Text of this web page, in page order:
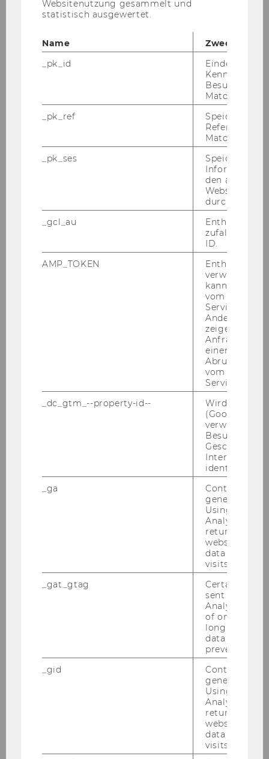
Trackeinteilungen_25.pdf
Websitenutzung gesammelt und
statistisch ausgewertet.
Name
Zweck
_pk_id
Eindeutige
Besuchers
Matomo.
_pk_ref
Speicherung
Referrers
Matomo.
_pk_ses
Speicherung
den aktuellen
durch
_gcl_au
Enthält eine
ID.
AMP_TOKEN
Enthält ein
verwendet
kann, um
vom AMP-
Service
Andere
zeigen Opt-
Anfrage im
einen Fehler
Abrufen
vom AMP
Service an.
_dc_gtm_--property-id--
Wird von
(Google Tag
verwendet,
Besucher
Geschlecht
Interessen zu
identifizieren.
_ga
Contains a
generated
Using this
Analytics can
returning
website and
data from
visits.
_gat_gtag
Certain data
sent to
Analytics a
of once per
long as it is
data
prevented.
_gid
Contains a
generated
Using this
Analytics can
returning
website and
data from
visits.